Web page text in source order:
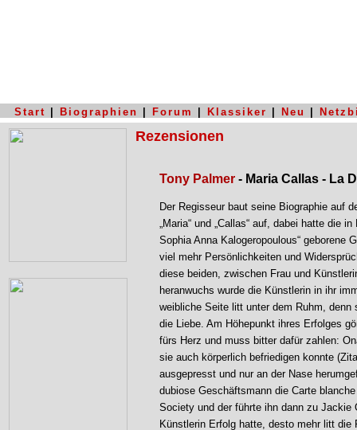
Start Biographien Forum Klassiker Neu
Rezensionen
Tony Palmer - Maria Callas - La
Der Regisseur baut seine Biographie auf
„Maria“ und „Callas“ auf, dabei hatte die
Sophia Anna Kalogeropoulous“ geborene
viel mehr Persönlichkeiten und
diese beiden, zwischen Frau und
heranwuchs wurde die Künstlerin in ihr
weibliche Seite litt unter dem Ruhm, denn
die Liebe. Am Höhepunkt ihres Erfolges
fürs Herz und muss bitter dafür zahlen:
sie auch körperlich befriedigen konnte
ausgepresst und nur an der Nase
dubiose Geschäftsmann die Carte
Society und der führte ihn dann zu Jackie
Künstlerin Erfolg hatte, desto mehr litt